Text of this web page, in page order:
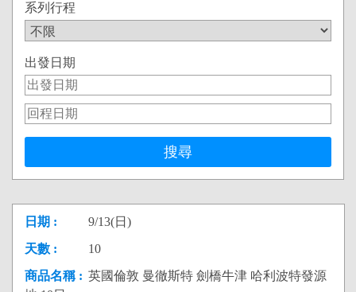
系列行程
出發日期
9/13(日)
10
英國倫敦 曼徹斯特 劍橋牛津 哈利波特發源